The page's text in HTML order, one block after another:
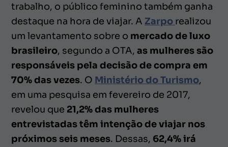
trabalho, o público feminino também ganha
destaque na hora de viajar. A Zarpo realizou
um levantamento sobre o mercado de luxo
brasileiro, segundo a OTA, as mulheres são
responsáveis pela decisão de compra em
70% das vezes. O Ministério do Turismo,
em uma pesquisa em fevereiro de 2017,
revelou que 21,2% das mulheres
entrevistadas têm intenção de viajar nos
próximos seis meses. Dessas, 62,4% irá